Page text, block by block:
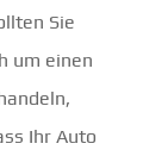
Sie
um einen
Ihr Auto